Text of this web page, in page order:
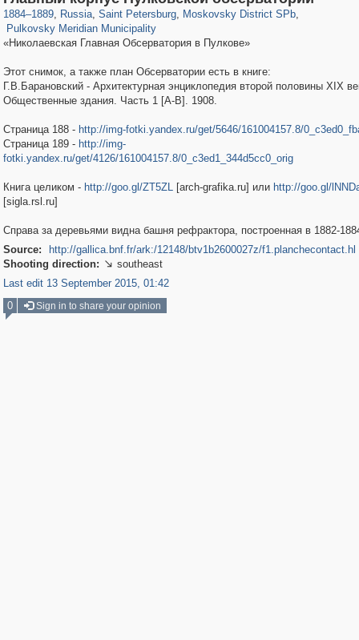
1884–1889, Russia, Saint Petersburg, Moskovsky District SPb,
Pulkovsky Meridian Municipality
2,228 22
«Николаевская Главная Обсерватория в Пулкове»
Этот снимок, а также план Обсерватории есть в книге:
Г.В.Барановский - Архитектурная энциклопедия второй половины XIX
Общественные здания. Часть 1 [A-B]. 1908.
Страница 188 - http://img-fotki.yandex.ru/get/5646/161004157.8/
Страница 189 - http://img-
fotki.yandex.ru/get/4126/161004157.8/0_c3ed1_344d5cc0_orig
Книга целиком - http://goo.gl/ZT5ZL[arch-grafika.ru] или http://goo.gl/
[sigla.rsl.ru]
Справа за деревьями видна башня рефрактора, построенная в 1882-
Source:
http://gallica.bnf.fr/ark:/12148/btv1b2600027z/f1.planchecontact.hl
Shooting direction:  southeast
Last edit 13 September 2015, 01:42
0
Sign in to share your opinion